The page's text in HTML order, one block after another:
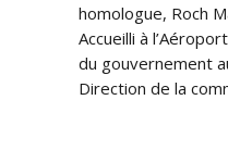
homologue, Roch
Accueilli à
du gouvernement
Direction de la